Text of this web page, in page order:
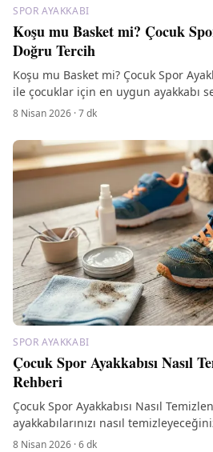
SPOR AYAKKABI
Koşu mu Basket mi? Çocuk
Doğru Tercih
Koşu mu Basket mi? Çocuk Spor
ile çocuklar için en uygun ayakkabı
tasarım özelliklerini keşfedin!
8 Nisan 2026 ·7dk
SPOR AYAKKABI
Çocuk Spor Ayakkabısı Nasıl
Rehberi
Çocuk Spor Ayakkabısı Nasıl
ayakkabılarınızı nasıl
ve bakım ipuçlarını keşfedin.
8 Nisan 2026 ·6dk